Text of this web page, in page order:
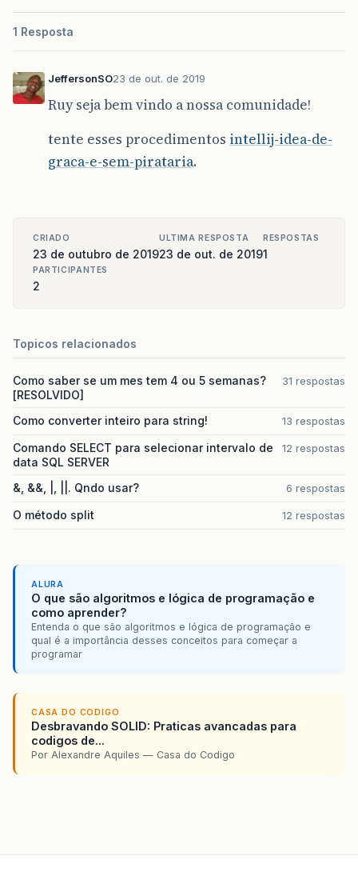
1 Resposta
JeffersonSO23 de out. de 2019
Ruy seja bem vindo a nossa comunidade!
tente esses procedimentos intellij-idea-de-
graca-e-sem-pirataria.
CRIADO
23 de outubro de 2019
ULTIMA RESPOSTA
23 de out. de 2019
RESPOSTAS
1
PARTICIPANTES
2
Topicos relacionados
Como saber se um mes tem 4 ou 5 semanas?
[RESOLVIDO]
31 respostas
Como converter inteiro para string! 13 respostas
Comando SELECT para selecionar intervalo de
data SQL SERVER
12 respostas
&, &&, |, ||. Qndo usar? 6 respostas
O método split 12 respostas
ALURA
O que são algoritmos e lógica de programação e
como aprender?
Entenda o que são algoritmos e lógica de programação e
qual é a importância desses conceitos para começar a
programar
CASA DO CODIGO
Desbravando SOLID: Praticas avancadas para
codigos de...
Por Alexandre Aquiles — Casa do Codigo